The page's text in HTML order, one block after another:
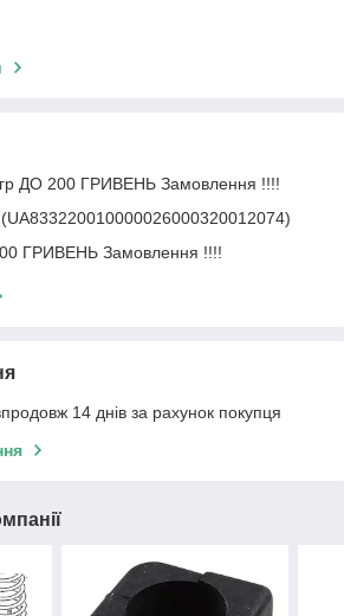
ДО 200 ГРИВЕНЬ Замовлення !!!!
ГРИВЕНЬ Замовлення !!!!
14 днів за рахунок покупця